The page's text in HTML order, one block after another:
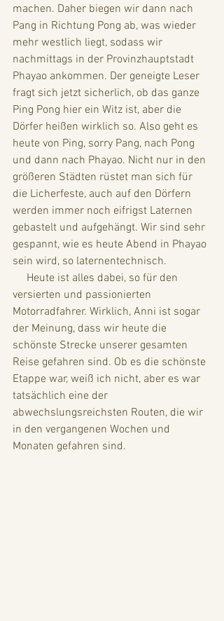
machen. Daher biegen wir dann nach
Pang in Richtung Pong ab, was wieder
mehr westlich liegt, sodass wir
nachmittags in der Provinzhauptstadt
Phayao ankommen. Der geneigte Leser
fragt sich jetzt sicherlich, ob das ganze
Ping Pong hier ein Witz ist, aber die
Dörfer heißen wirklich so. Also geht es
heute von Ping, sorry Pang, nach Pong
und dann nach Phayao. Nicht nur in den
größeren Städten rüstet man sich für
die Licherfeste, auch auf den Dörfern
werden immer noch eifrigst Laternen
gebastelt und aufgehängt. Wir sind sehr
gespannt, wie es heute Abend in Phayao
sein wird, so laternentechnisch.
versierten und passionierten
Motorradfahrer. Wirklich, Anni ist sogar
der Meinung, dass wir heute die
schönste Strecke unserer gesamten
Reise gefahren sind. Ob es die schönste
Etappe war, weiß ich nicht, aber es war
tatsächlich eine der
abwechslungsreichsten Routen, die wir
in den vergangenen Wochen und
Monaten gefahren sind.